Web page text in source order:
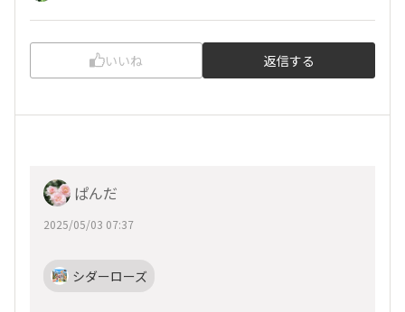
いいね 返信する
ぱんだ
2025/05/03 07:37
シダーローズ